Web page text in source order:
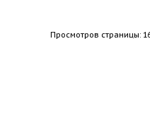
Просмотров страницы: